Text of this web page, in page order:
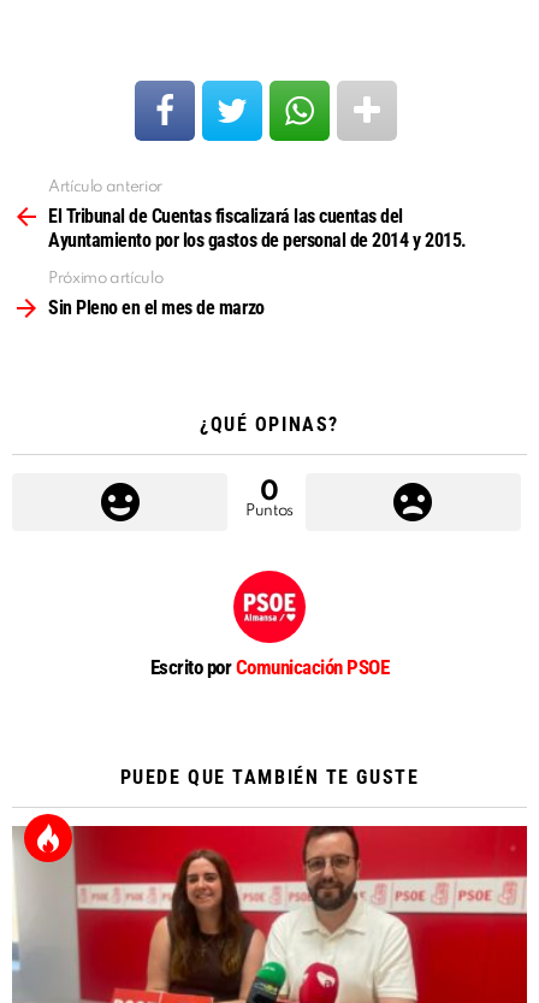
más
Artículo anterior
El Tribunal de Cuentas fiscalizará las cuentas del
Ayuntamiento por los gastos de personal de 2014 y 2015.
Próximo artículo
Sin Pleno en el mes de marzo
¿QUÉ OPINAS?
0
Puntos
Escrito porComunicación PSOE
PUEDE QUE TAMBIÉN TE GUSTE